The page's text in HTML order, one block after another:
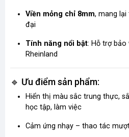
Viền mỏng chỉ 8mm, mang lại
đại
Tính năng nổi bật: Hỗ trợ bảo
Rheinland
🔹 Ưu điểm sản phẩm:
Hiển thị màu sắc trung thực,
học tập, làm việc
Cảm ứng nhạy – thao tác